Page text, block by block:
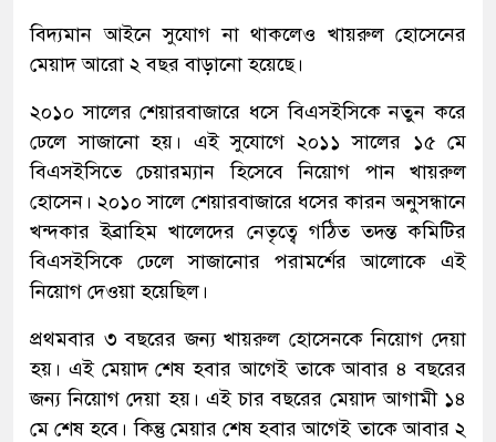
বিদ্যমান আইনে সুযোগ না থাকলেও খায়রুল হোসেনের
মেয়াদ আরো ২ বছর বাড়ানো হয়েছে।
২০১০ সালের শেয়ারবাজারে ধসে বিএসইসিকে নতুন করে
ঢেলে সাজানো হয়। এই সুযোগে ২০১১ সালের ১৫ মে
বিএসইসিতে চেয়ারম্যান হিসেবে নিয়োগ পান খায়রুল
হোসেন। ২০১০ সালে শেয়ারবাজারে ধসের কারন অনুসন্ধানে
খন্দকার ইব্রাহিম খালেদের নেতৃত্বে গঠিত তদন্ত কমিটির
বিএসইসিকে ঢেলে সাজানোর পরামর্শের আলোকে এই
নিয়োগ দেওয়া হয়েছিল।
প্রথমবার ৩ বছরের জন্য খায়রুল হোসেনকে নিয়োগ দেয়া
হয়। এই মেয়াদ শেষ হবার আগেই তাকে আবার ৪ বছরের
জন্য নিয়োগ দেয়া হয়। এই চার বছরের মেয়াদ আগামী ১৪
মে শেষ হবে। কিন্তু মেয়ার শেষ হবার আগেই তাকে আবার ২